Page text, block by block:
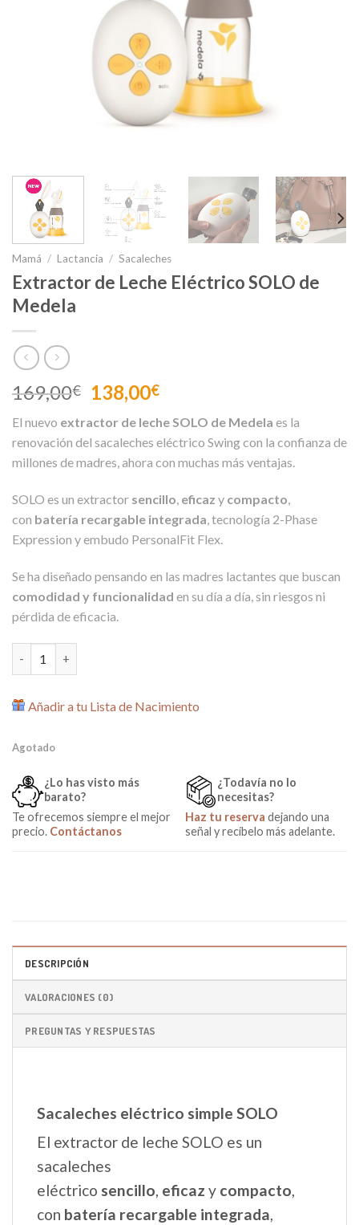
Mamá / Lactancia / Sacaleches
Extractor de Leche Eléctrico SOLO de
Medela
169,00€
El
precio
original
era:
169,00€.
138,00€El
actual
es:
138,00€.
El nuevo extractor de leche SOLO de Medela es la
renovación del sacaleches eléctrico Swing con la confianza de
millones de madres, ahora con muchas más ventajas.
SOLO es un extractor sencillo, eficaz y compacto,
con batería recargable integrada, tecnología 2-Phase
Expression y embudo PersonalFit Flex.
Se ha diseñado pensando en las madres lactantes que buscan
comodidad y funcionalidad en su día a día, sin riesgos ni
pérdida de eficacia.
Añadir a tu Lista de Nacimiento
Agotado
¿Lo has visto más
barato?
Te ofrecemos siempre el mejor
precio. Contáctanos
¿Todavía no lo
necesitas?
Haz tu reserva dejando una
señal y recíbelo más adelante.
DESCRIPCIÓN
VALORACIONES (0)
PREGUNTAS Y RESPUESTAS
Sacaleches eléctrico simple SOLO
El extractor de leche SOLO es un
sacaleches
eléctrico sencillo, eficaz y compacto,
con batería recargable integrada,